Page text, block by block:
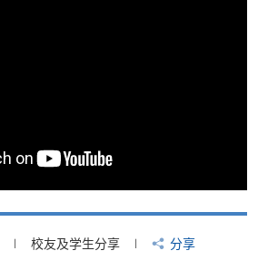
校友及学生分享 分享